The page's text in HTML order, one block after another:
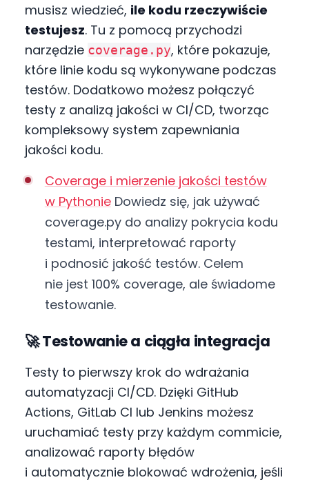
musisz wiedzieć, ile kodu rzeczywiście
testujesz. Tu z pomocą przychodzi
narzędzie coverage.py, które pokazuje,
które linie kodu są wykonywane podczas
testów. Dodatkowo możesz połączyć
testy z analizą jakości w CI/CD, tworząc
kompleksowy system zapewniania
jakości kodu.
Coverage i mierzenie jakości testów
w PythonieDowiedz się, jak używać
coverage.py do analizy pokrycia kodu
testami, interpretować raporty
i podnosić jakość testów. Celem
nie jest 100% coverage, ale świadome
testowanie.
🚀 Testowanie a ciągła integracja
Testy to pierwszy krok do wdrażania
automatyzacji CI/CD. Dzięki GitHub
Actions, GitLab CI lub Jenkins możesz
uruchamiać testy przy każdym commicie,
analizować raporty błędów
i automatycznie blokować wdrożenia, jeśli